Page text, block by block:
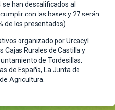
han descalificados al
con las bases y 27 serán
de los presentados)
organizado por Urcacyl
Cajas Rurales de Castilla y
de Tordesillas,
de España, La Junta de
Agricultura.